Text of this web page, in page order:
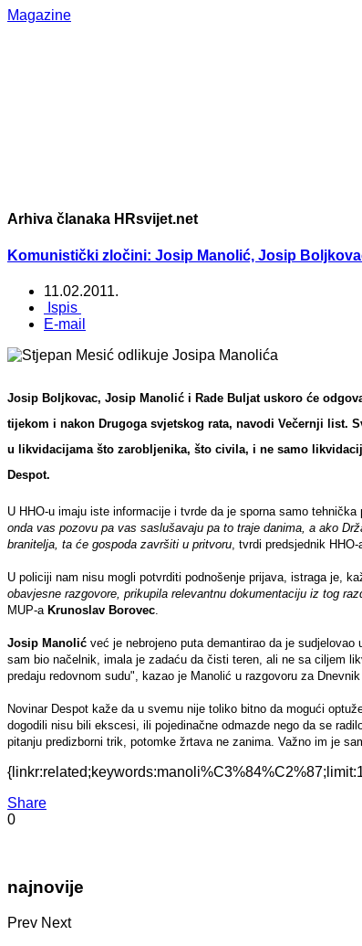
Magazine
Arhiva članaka HRsvijet.net
Komunistički zločini: Josip Manolić, Josip
11.02.2011.
Ispis
E-mail
Josip Boljkovac, Josip Manolić i Rade Buljatuskoro će
tijekom i nakon Drugoga svjetskog rata, navodi Večernji list.
u likvidacijama što zarobljenika, što civila, i ne samo
Despot.
U HHO-u imaju iste informacije i tvrde da je sporna samo tehnička
onda vas pozovu pa vas saslušavaju pa to traje danima, a ako
branitelja, ta će gospoda završiti u pritvoru , tvrdi predsjednik HHO-
U policiji nam nisu mogli potvrditi podnošenje prijava, istraga je,
obavjesne razgovore, prikupila relevantnu dokumentaciju iz tog
MUP-a Krunoslav Borovec
Josip Manolić već je nebrojeno puta demantirao da je
sam bio načelnik, imala je zadaću da čisti teren, ali ne sa ciljem
predaju redovnom sudu", kazao je Manolić u razgovoru za Dnevnik
Novinar Despot kaže da u svemu nije toliko bitno da mogući
dogodili nisu bili ekscesi, ili pojedinačne odmazde nego da se
pitanju predizborni trik, potomke žrtava ne zanima. Važno im je
Share
0
najnovije
Prev Next